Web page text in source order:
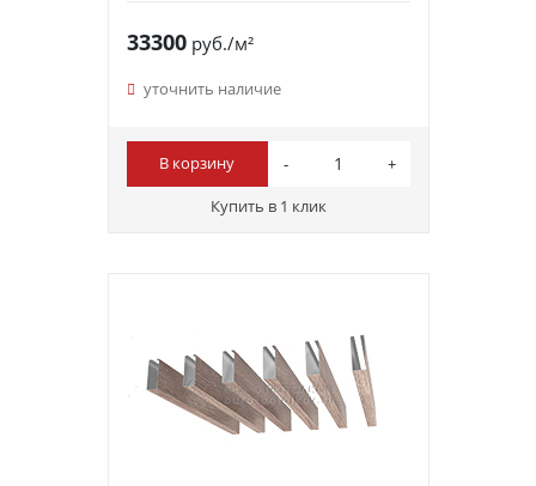
33300руб./м²
уточнить наличие
В корзину
Купить в 1 клик